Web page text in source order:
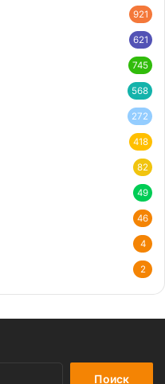
921
621
745
568
272
418
82
49
46
4
2